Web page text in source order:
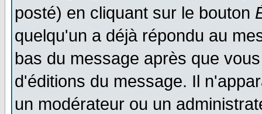
posté) en cliquant sur le bouton
quelqu'un a déjà répondu au
bas du message après que
d'éditions du message. Il
un modérateur ou un